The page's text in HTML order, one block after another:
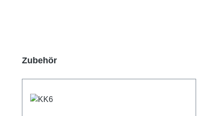
Produktgalerie überspringen
Zubehör